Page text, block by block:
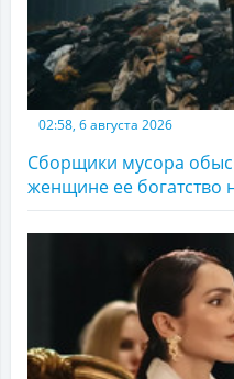
02:58, 6 августа 2026
Сборщики мусора
женщине ее богатство